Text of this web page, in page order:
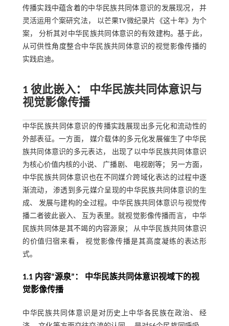
传播实践中蕴含着的中华民族共同体意识的发展现况， 并
灵活运用个案研究法， 以芒果TV微纪录片《这十年》为个
案， 分析其对中华民族共同体意识的有效建构。基于此，
从可供性角度整合中华民族共同体意识的视觉影像传播的
实践启迪。
1 彼此嵌入： 中华民族共同体意识与
视觉影像传播
中华民族共同体意识的传播实践展现出多元化和流动性的
外部表征。一方面， 媒介载体的多元化发展催生了中华民
族共同体意识的多元表达， 出现了以中华民族共同体意识
为核心价值内核的小说、 广播剧、 电视剧等； 另一方面，
中华民族共同体意识也在不同媒介跨域化表达的过程中逐
渐流动， 渗透到多元媒介呈现的中华民族共同体意识的生
成、 发展与建构的全过程。中华民族共同体意识与视觉传
播二者彼此嵌入、 互为表里。就视觉影像传播而言， 中华
民族共同体是其不竭的内容源泉； 从中华民族共同体意识
的价值归宿来看， 视觉影像传播是其高度凝练的表达形
式。
1.1 内容“源泉”： 中华民族共同体意识视域下的视
觉影像传播
中华民族共同体意识是对历史上中华各民族在政治、 经